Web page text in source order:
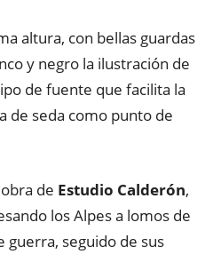
altura, con bellas guardas
y negro la ilustración de
de fuente que facilita la
de seda como punto de
de Estudio Calderón,
los Alpes a lomos de
guerra, seguido de sus